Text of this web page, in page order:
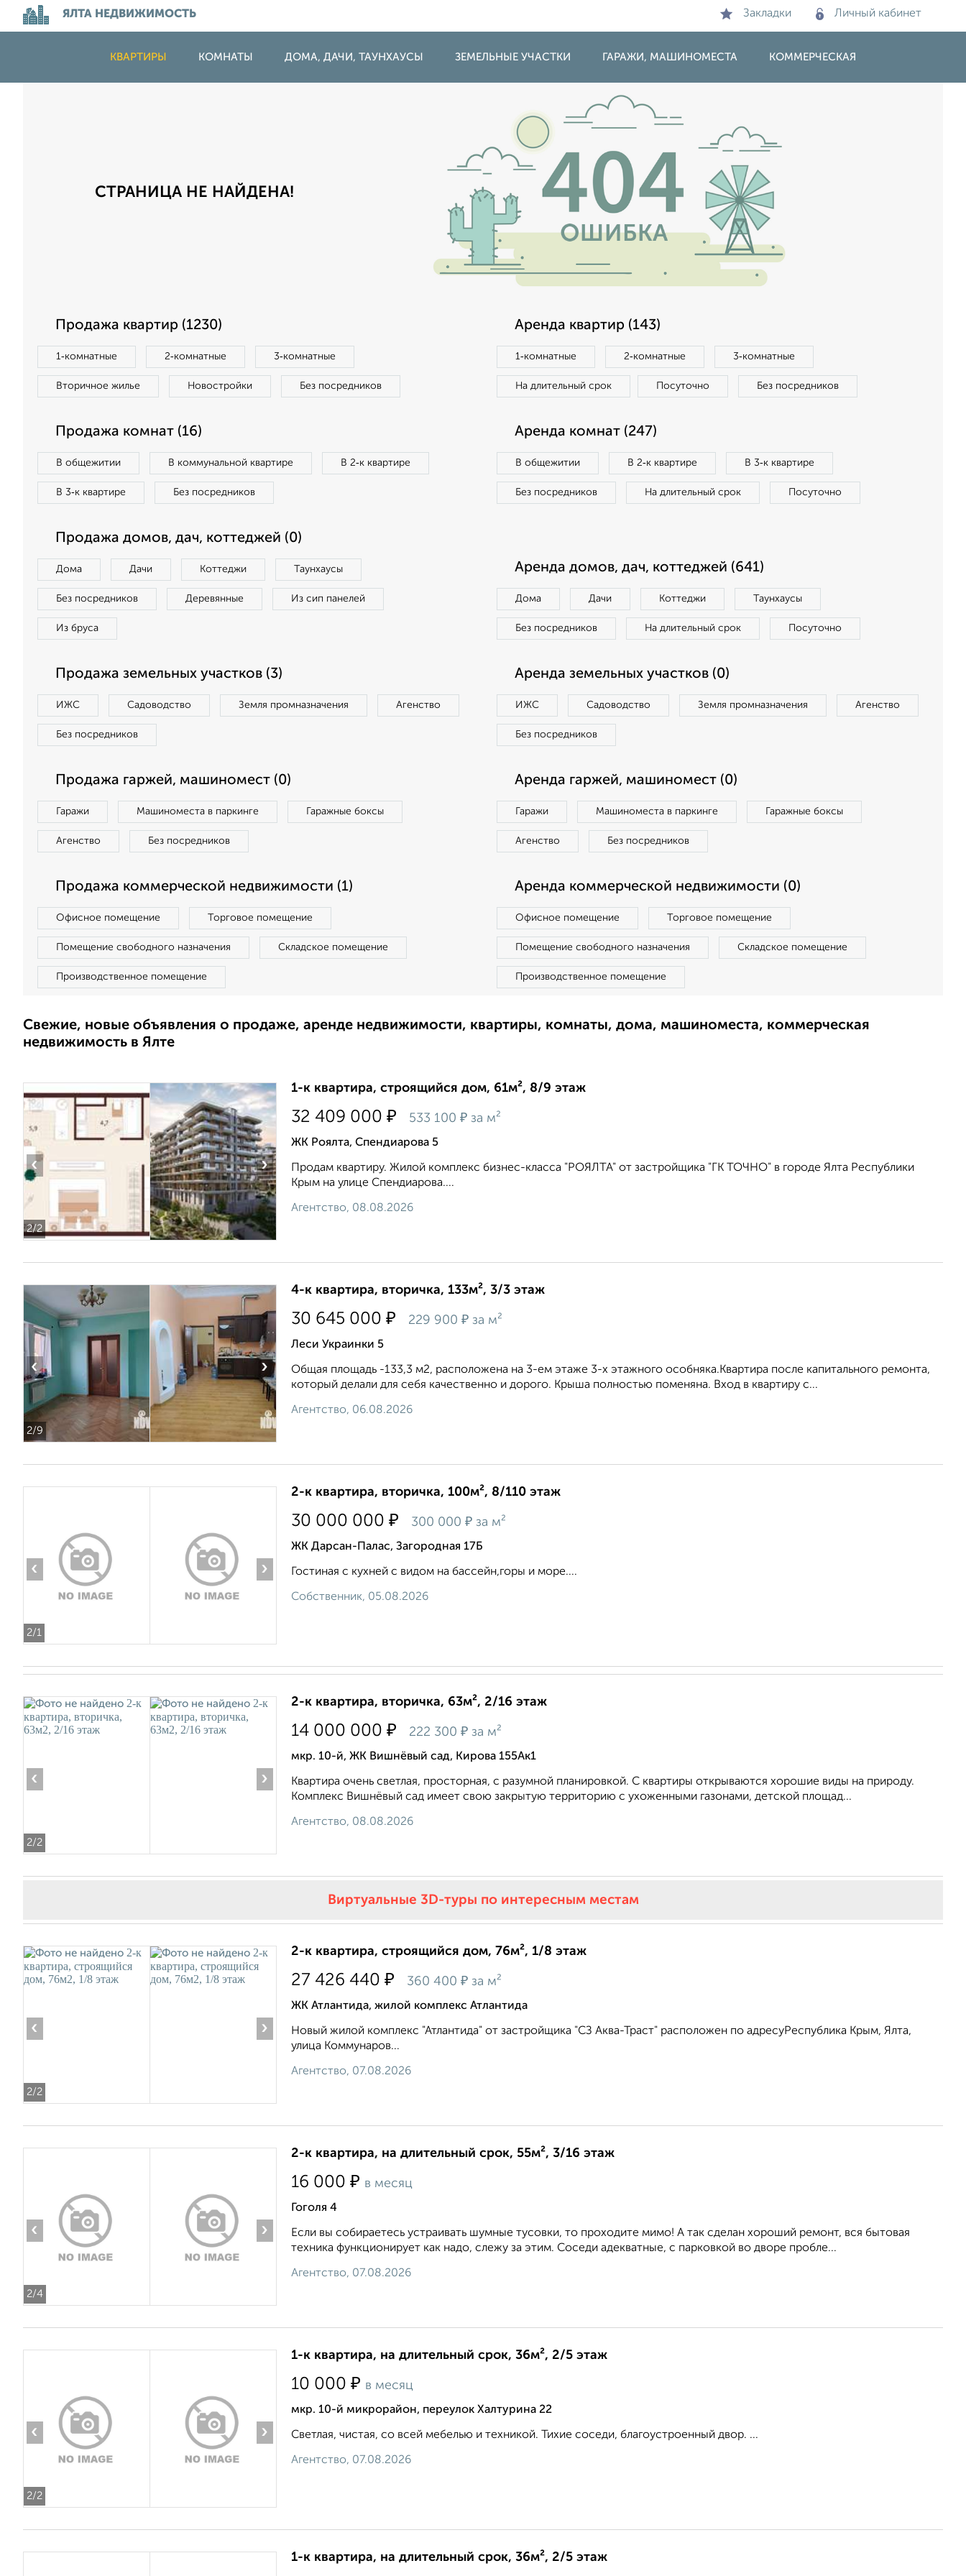
ЯЛТА НЕДВИЖИМОСТЬ Закладки Личный кабинет
КВАРТИРЫ КОМНАТЫ ДОМА, ДАЧИ, ТАУНХАУСЫ ЗЕМЕЛЬНЫЕ УЧАСТКИ ГАРАЖИ, МАШИНОМЕСТА КОММЕРЧЕСКАЯ
СТРАНИЦА НЕ НАЙДЕНА!
Продажа квартир (1230)
1‑комнатные 2‑комнатные 3‑комнатные
Вторичное жилье Новостройки Без посредников
Аренда квартир (143)
1‑комнатные 2‑комнатные 3‑комнатные
На длительный срок Посуточно Без посредников
Продажа комнат (16)
В общежитии В коммунальной квартире В 2‑к квартире
В 3‑к квартире Без посредников
Аренда комнат (247)
В общежитии В 2‑к квартире В 3‑к квартире
Без посредников На длительный срок Посуточно
Продажа домов, дач, коттеджей (0)
Дома Дачи Коттеджи Таунхаусы
Без посредников Деревянные Из сип панелей
Из бруса
Аренда домов, дач, коттеджей (641)
Дома Дачи Коттеджи Таунхаусы
Без посредников На длительный срок Посуточно
Продажа земельных участков (3)
ИЖС Садоводство Земля промназначения Агенство
Без посредников
Аренда земельных участков (0)
ИЖС Садоводство Земля промназначения Агенство
Без посредников
Продажа гаржей, машиномест (0)
Гаражи Машиноместа в паркинге Гаражные боксы
Агенство Без посредников
Аренда гаржей, машиномест (0)
Гаражи Машиноместа в паркинге Гаражные боксы
Агенство Без посредников
Продажа коммерческой недвижимости (1)
Офисное помещение Торговое помещение
Помещение свободного назначения Складское помещение
Производственное помещение
Аренда коммерческой недвижимости (0)
Офисное помещение Торговое помещение
Помещение свободного назначения Складское помещение
Производственное помещение
Свежие, новые объявления о продаже, аренде недвижимости, квартиры, комнаты, дома, машиноместа, коммерческая
недвижимость в Ялте
2/2
‹ ›
1-к квартира, строящийся дом, 61м², 8/9 этаж
32 409 000 ₽ 533 100 ₽ за м²
ЖК Роялта, Спендиарова 5
Продам квартиру. Жилой комплекс бизнес-класса "РОЯЛТА" от застройщика "ГК ТОЧНО" в городе Ялта Республики
Крым на улице Спендиарова....
Агентство, 08.08.2026
2/9
‹ ›
4-к квартира, вторичка, 133м², 3/3 этаж
30 645 000 ₽ 229 900 ₽ за м²
Леси Украинки 5
Общая площадь -133,3 м2, расположена на 3-ем этаже 3-х этажного особняка.Квартира после капитального ремонта,
который делали для себя качественно и дорого. Крыша полностью поменяна. Вход в квартиру с...
Агентство, 06.08.2026
2/1
‹ ›
2-к квартира, вторичка, 100м², 8/110 этаж
30 000 000 ₽ 300 000 ₽ за м²
ЖК Дарсан-Палас, Загородная 17Б
Гостиная с кухней с видом на бассейн,горы и море....
Собственник, 05.08.2026
2/2
‹ ›
2-к квартира, вторичка, 63м², 2/16 этаж
14 000 000 ₽ 222 300 ₽ за м²
мкр. 10-й, ЖК Вишнёвый сад, Кирова 155Ак1
Квартира очень светлая, просторная, с разумной планировкой. С квартиры открываются хорошие виды на природу.
Комплекс Вишнёвый сад имеет свою закрытую территорию с ухоженными газонами, детской площад...
Агентство, 08.08.2026
Виртуальные 3D-туры по интересным местам
2/2
‹ ›
2-к квартира, строящийся дом, 76м², 1/8 этаж
27 426 440 ₽ 360 400 ₽ за м²
ЖК Атлантида, жилой комплекс Атлантида
Новый жилой комплекс "Атлантида" от застройщика "СЗ Аква-Траст" расположен по адресуРеспублика Крым, Ялта,
улица Коммунаров...
Агентство, 07.08.2026
2/4
‹ ›
2-к квартира, на длительный срок, 55м², 3/16 этаж
16 000 ₽ в месяц
Гоголя 4
Если вы собираетесь устраивать шумные тусовки, то проходите мимо! А так сделан хороший ремонт, вся бытовая
техника функционирует как надо, слежу за этим. Соседи адекватные, с парковкой во дворе пробле...
Агентство, 07.08.2026
2/2
‹ ›
1-к квартира, на длительный срок, 36м², 2/5 этаж
10 000 ₽ в месяц
мкр. 10-й микрорайон, переулок Халтурина 22
Светлая, чистая, со всей мебелью и техникой. Тихие соседи, благоустроенный двор. ...
Агентство, 07.08.2026
1-к квартира, на длительный срок, 36м², 2/5 этаж